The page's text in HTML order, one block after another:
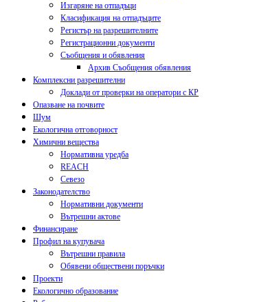
Изгаряне на отпадъци
Класификация на отпадъците
Регистър на разрешителните
Регистрационни документи
Съобщения и обявления
Архив Съобщения обявления
Комплексни разрешителни
Доклади от проверки на оператори с КР
Опазване на почвите
Шум
Екологична отговорност
Химични вещества
Нормативна уредба
REACH
Севезо
Законодателство
Нормативни документи
Вътрешни актове
Финансиране
Профил на купувача
Вътрешни правила
Обявени обществени поръчки
Проекти
Екологично образование